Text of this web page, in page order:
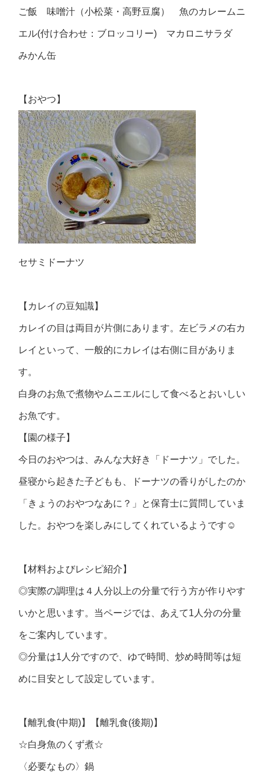
ご飯 味噌汁（小松菜・高野豆腐） 魚のカレームニ
エル(付け合わせ：ブロッコリー) マカロニサラダ
みかん缶
【おやつ】
セサミドーナツ
【カレイの豆知識】
カレイの目は両目が片側にあります。左ビラメの右カ
レイといって、一般的にカレイは右側に目がありま
す。
白身のお魚で煮物やムニエルにして食べるとおいしい
お魚です。
【園の様子】
今日のおやつは、みんな大好き「ドーナツ」でした。
昼寝から起きた子どもも、ドーナツの香りがしたのか
「きょうのおやつなあに？」と保育士に質問していま
した。おやつを楽しみにしてくれているようです☺
【材料およびレシピ紹介】
◎実際の調理は４人分以上の分量で行う方が作りやす
いかと思います。当ページでは、あえて1人分の分量
をご案内しています。
◎分量は1人分ですので、ゆで時間、炒め時間等は短
めに目安として設定しています。
【離乳食(中期)】【離乳食(後期)】
☆白身魚のくず煮☆
〈必要なもの〉鍋